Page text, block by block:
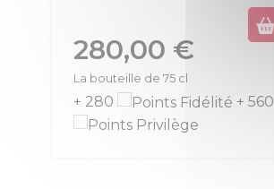
Prix
280,00 €
La bouteille de 75 cl
+ 280 + 560